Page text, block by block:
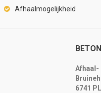
Afhaalmogelijkheid
Afhaal-
6741